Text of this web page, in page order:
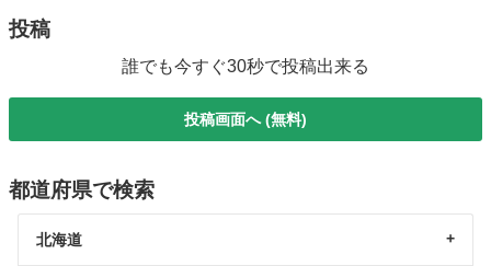
投稿
誰でも今すぐ30秒で投稿出来る
投稿画面へ (無料)
都道府県で検索
北海道